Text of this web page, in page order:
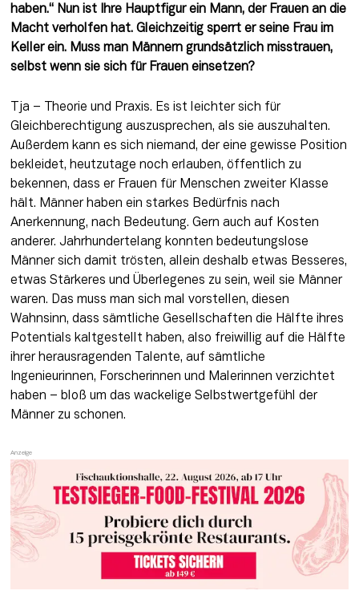
haben.“ Nun ist Ihre Hauptfigur ein Mann, der Frauen an die
Macht verholfen hat. Gleichzeitig sperrt er seine Frau im
Keller ein. Muss man Männern grundsätzlich misstrauen,
selbst wenn sie sich für Frauen einsetzen?
Tja – Theorie und Praxis. Es ist leichter sich für
Gleichberechtigung auszusprechen, als sie auszuhalten.
Außerdem kann es sich niemand, der eine gewisse Position
bekleidet, heutzutage noch erlauben, öffentlich zu
bekennen, dass er Frauen für Menschen zweiter Klasse
hält. Männer haben ein starkes Bedürfnis nach
Anerkennung, nach Bedeutung. Gern auch auf Kosten
anderer. Jahrhundertelang konnten bedeutungslose
Männer sich damit trösten, allein deshalb etwas Besseres,
etwas Stärkeres und Überlegenes zu sein, weil sie Männer
waren. Das muss man sich mal vorstellen, diesen
Wahnsinn, dass sämtliche Gesellschaften die Hälfte ihres
Potentials kaltgestellt haben, also freiwillig auf die Hälfte
ihrer herausragenden Talente, auf sämtliche
Ingenieurinnen, Forscherinnen und Malerinnen verzichtet
haben – bloß um das wackelige Selbstwertgefühl der
Männer zu schonen.